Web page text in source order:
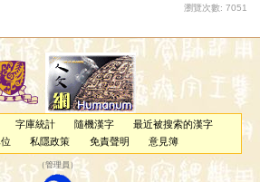
瀏覽次數: 7051
字庫統計 隨機漢字
最近被搜索的漢字
私隱政策 免責聲明 意見簿
（管理員 ）